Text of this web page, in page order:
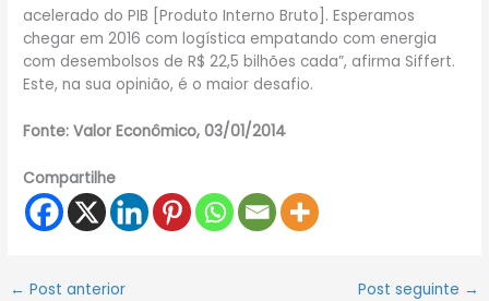
acelerado do PIB [Produto Interno Bruto]. Esperamos
chegar em 2016 com logística empatando com energia
com desembolsos de R$ 22,5 bilhões cada”, afirma Siffert.
Este, na sua opinião, é o maior desafio.
Fonte: Valor Econômico, 03/01/2014
Compartilhe
← Post anterior Post seguinte →